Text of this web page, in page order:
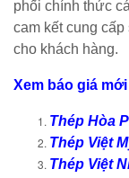
phối chính thức
cam kết cung
cho khách hàng.
Xem báo giá
Thép Hòa
Thép Việt
Thép Việt